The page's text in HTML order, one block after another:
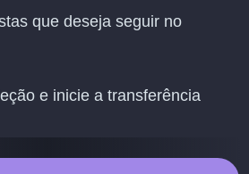
que deseja seguir no
e inicie a transferência